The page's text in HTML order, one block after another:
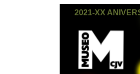
2021-XX